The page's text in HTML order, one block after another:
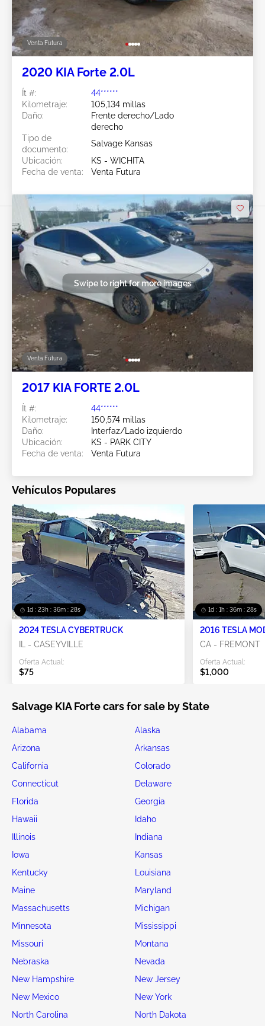
Venta Futura
2020 KIA Forte 2.0L
Ít #:
44******
Kilometraje:
105,134 millas
Daño:
Frente derecho/Lado
derecho
Tipo de
documento:
Salvage Kansas
Ubicación:
KS - WICHITA
Fecha de venta:
Venta Futura
Venta Futura
Swipe to right for more images
2017 KIA FORTE 2.0L
Ít #:
44******
Kilometraje:
150,574 millas
Daño:
Interfaz/Lado izquierdo
Ubicación:
KS - PARK CITY
Fecha de venta:
Venta Futura
Vehículos Populares
1d : 23h : 36m : 25s
2024 TESLA CYBERTRUCK
IL - CASEYVILLE
Oferta Actual:
$75
1d : 1h : 36m : 25s
2016 TESLA
CA - FREMONT
Oferta Actual:
$1,000
Salvage KIA Forte cars for sale by State
Alabama
Alaska
Arizona
Arkansas
California
Colorado
Connecticut
Delaware
Florida
Georgia
Hawaii
Idaho
Illinois
Indiana
Iowa
Kansas
Kentucky
Louisiana
Maine
Maryland
Massachusetts
Michigan
Minnesota
Mississippi
Missouri
Montana
Nebraska
Nevada
New Hampshire
New Jersey
New Mexico
New York
North Carolina
North Dakota